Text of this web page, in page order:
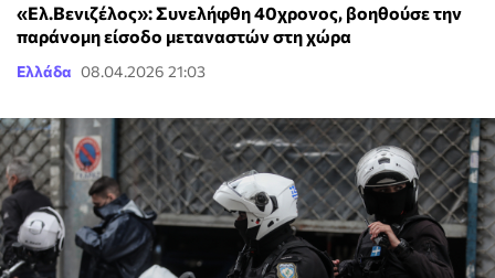
«Ελ.Βενιζέλος»: Συνελήφθη 40χρονος, βοηθούσε την
παράνομη είσοδο μεταναστών στη χώρα
Ελλάδα 08.04.2026 21:03